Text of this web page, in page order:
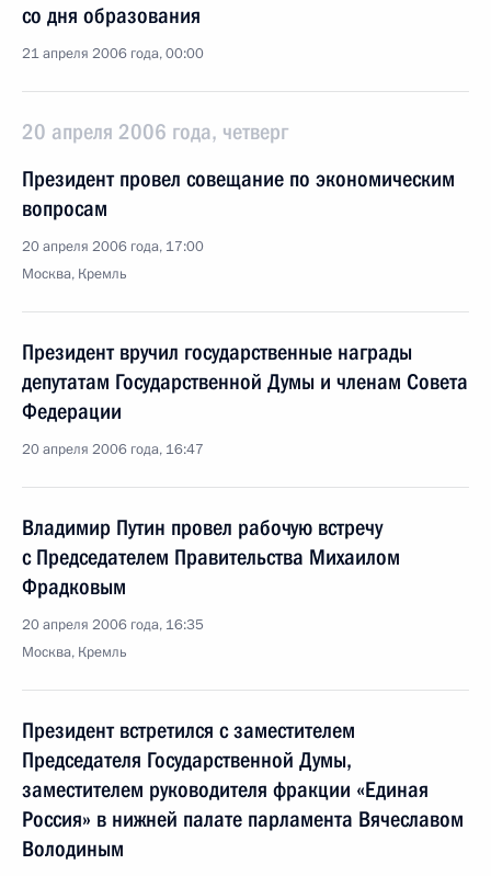
со дня образования
21 апреля 2006 года, 00:00
20 апреля 2006 года, четверг
Президент провел совещание по экономическим
вопросам
20 апреля 2006 года, 17:00
Москва, Кремль
Президент вручил государственные награды
депутатам Государственной Думы и членам Совета
Федерации
20 апреля 2006 года, 16:47
Владимир Путин провел рабочую встречу
с Председателем Правительства Михаилом
Фрадковым
20 апреля 2006 года, 16:35
Москва, Кремль
Президент встретился с заместителем
Председателя Государственной Думы,
заместителем руководителя фракции «Единая
Россия» в нижней палате парламента Вячеславом
Володиным